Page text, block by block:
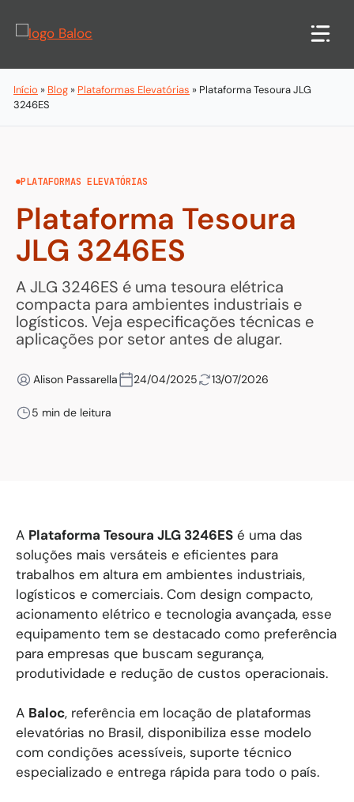
para
conteúdo
Início » Blog » Plataformas Elevatórias » Plataforma Tesoura JLG
3246ES
PLATAFORMAS ELEVATÓRIAS
Plataforma Tesoura
JLG 3246ES
A JLG 3246ES é uma tesoura elétrica
compacta para ambientes industriais e
logísticos. Veja especificações técnicas e
aplicações por setor antes de alugar.
Alison Passarella 24/04/2025 13/07/2026
5 min de leitura
A Plataforma Tesoura JLG 3246ES é uma das
soluções mais versáteis e eficientes para
trabalhos em altura em ambientes industriais,
logísticos e comerciais. Com design compacto,
acionamento elétrico e tecnologia avançada, esse
equipamento tem se destacado como preferência
para empresas que buscam segurança,
produtividade e redução de custos operacionais.
A Baloc, referência em locação de plataformas
elevatórias no Brasil, disponibiliza esse modelo
com condições acessíveis, suporte técnico
especializado e entrega rápida para todo o país.